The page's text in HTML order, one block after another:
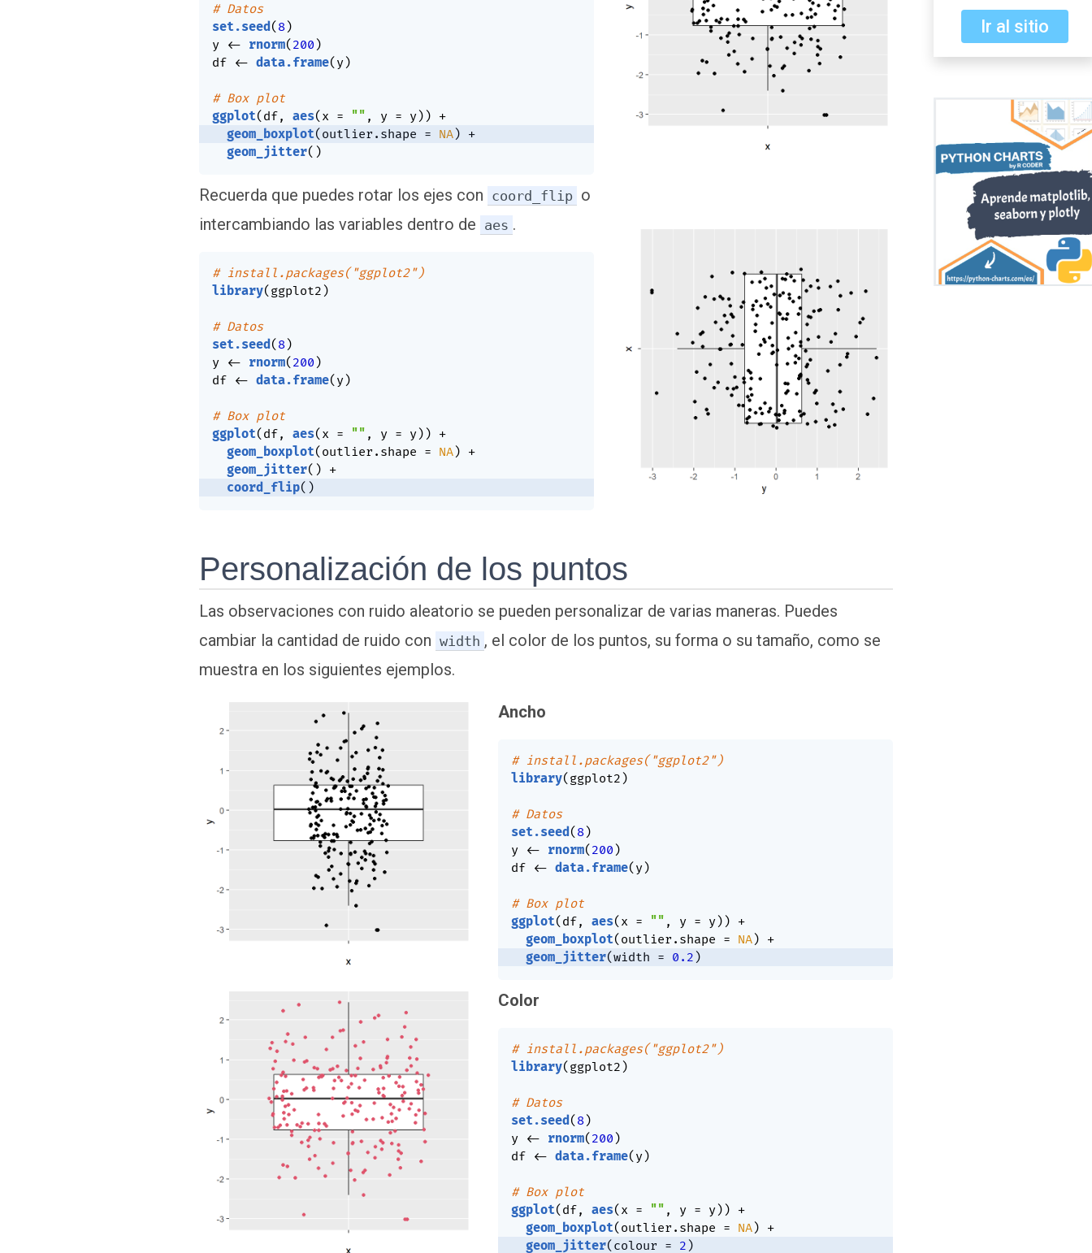
# Datos
set.seed ( 8)
y <- rnorm( 200 )
df <- data.frame( y)
# Box plot
ggplot( df, aes( x = "" , y = y) ) +
geom_boxplot( outlier.shape = NA) +
geom_jitter( )
Recuerda que puedes rotar los ejes con coord_flip o
intercambiando las variables dentro de aes .
# install.packages("ggplot2")
library( ggplot2 )
# Datos
set.seed( 8)
y <- rnorm( 200 )
df <- data.frame( y)
# Box plot
ggplot( df, aes( x = "" , y = y) ) +
geom_boxplot( outlier.shape = NA) +
geom_jitter( ) +
coord_flip( )
Personalización de los puntos
Las observaciones con ruido aleatorio se pueden personalizar de varias maneras. Puedes
cambiar la cantidad de ruido con width , el color de los puntos, su forma o su tamaño, como se
muestra en los siguientes ejemplos.
Ancho
# install.packages("ggplot2")
library( ggplot2 )
# Datos
set.seed ( 8)
y <- rnorm( 200 )
df <- data.frame( y)
# Box plot
ggplot( df, aes( x = "" , y = y) ) +
geom_boxplot( outlier.shape = NA) +
geom_jitter(width = 0.2 )
Color
# install.packages("ggplot2")
library( ggplot2 )
# Datos
set.seed( 8)
y <- rnorm( 200 )
df <- data.frame( y)
# Box plot
ggplot( df, aes( x = "" , y = y) ) +
geom_boxplot( outlier.shape = NA) +
geom_jitter( colour = 2 )
Ir al sitio